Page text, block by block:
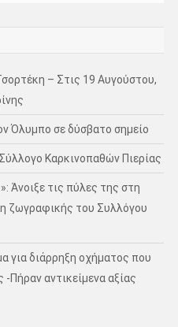
– Στις 19 Αυγούστου,
Όλυμπο σε δύσβατο σημείο
Καρκινοπαθών Πιερίας
Άνοιξε τις πύλες της στη
ζωγραφικής του Συλλόγου
για διάρρηξη οχήματος που
-Πήραν αντικείμενα αξίας